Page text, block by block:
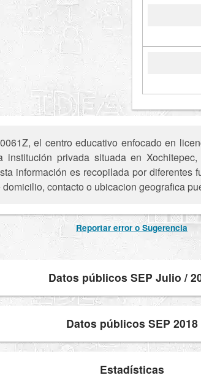
el centro educativo enfocado en
privada situada en
información es recopilada por
contacto o ubicacion geografica
Reportar error o Sugerencia
Datos públicos SEP Julio /
Datos públicos SEP 2018
Estadísticas